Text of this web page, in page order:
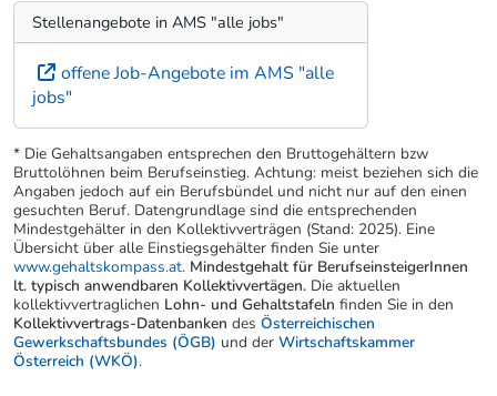
Stellenangebote in AMS "alle jobs"
offene Job-Angebote im AMS "alle
jobs"
* Die Gehaltsangaben entsprechen den Bruttogehältern bzw
Bruttolöhnen beim Berufseinstieg. Achtung: meist beziehen sich die
Angaben jedoch auf ein Berufsbündel und nicht nur auf den einen
gesuchten Beruf. Datengrundlage sind die entsprechenden
Mindestgehälter in den Kollektivverträgen (Stand: 2025). Eine
Übersicht über alle Einstiegsgehälter finden Sie unter
www.gehaltskompass.at. Mindestgehalt für BerufseinsteigerInnen
lt. typisch anwendbaren Kollektivvertägen. Die aktuellen
kollektivvertraglichen Lohn- und Gehaltstafeln finden Sie in den
Kollektivvertrags-Datenbanken des Österreichischen
Gewerkschaftsbundes (ÖGB) und der Wirtschaftskammer
Österreich (WKÖ).